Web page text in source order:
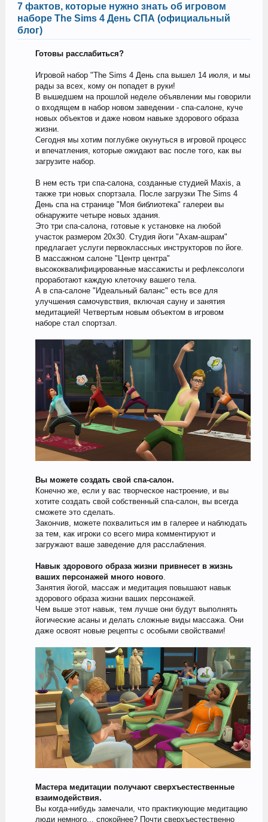
7 фактов, которые нужно знать об игровом
наборе The Sims 4 День СПА (официальный
блог)
Готовы расслабиться?
Игровой набор "The Sims 4 День спа вышел 14 июля, и мы
рады за всех, кому он попадет в руки!
В вышедшем на прошлой неделе объявлении мы говорили
о входящем в набор новом заведении - спа-салоне, куче
новых объектов и даже новом навыке здорового образа
жизни.
Сегодня мы хотим поглубже окунуться в игровой процесс
и впечатления, которые ожидают вас после того, как вы
загрузите набор.
В нем есть три спа-салона, созданные студией Maxis, а
также три новых спортзала. После загрузки The Sims 4
День спа на странице "Моя библиотека" галереи вы
обнаружите четыре новых здания.
Это три спа-салона, готовые к установке на любой
участок размером 20x30. Студия йоги "Ахам-ашрам"
предлагает услуги первоклассных инструкторов по йоге.
В массажном салоне "Центр центра"
высококвалифицированные массажисты и рефлексологи
проработают каждую клеточку вашего тела.
А в спа-салоне "Идеальный баланс" есть все для
улучшения самочувствия, включая сауну и занятия
медитацией! Четвертым новым объектом в игровом
наборе стал спортзал.
Вы можете создать свой спа-салон.
Конечно же, если у вас творческое настроение, и вы
хотите создать свой собственный спа-салон, вы всегда
сможете это сделать.
Закончив, можете похвалиться им в галерее и наблюдать
за тем, как игроки со всего мира комментируют и
загружают ваше заведение для расслабления.
Навык здорового образа жизни привнесет в жизнь
ваших персонажей много нового.
Занятия йогой, массаж и медитация повышают навык
здорового образа жизни ваших персонажей.
Чем выше этот навык, тем лучше они будут выполнять
йогические асаны и делать сложные виды массажа. Они
даже освоят новые рецепты с особыми свойствами!
Мастера медитации получают сверхъестественные
взаимодействия.
Вы когда-нибудь замечали, что практикующие медитацию
люди немного... спокойнее? Почти сверхъестественно